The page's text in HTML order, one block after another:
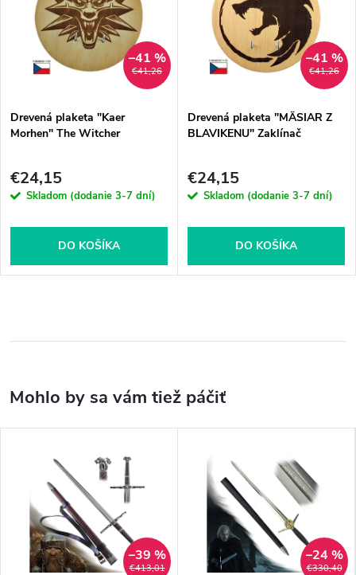
€41,26
–41 %
Drevená plaketa "Kaer
Morhen" The Witcher
€24,15
Skladom (dodanie 3-7 dní)
DO KOŠÍKA
€41,26
–41 %
Drevená plaketa "MÄSIAR Z
BLAVIKENU" Zaklínač
€24,15
Skladom (dodanie 3-7 dní)
DO KOŠÍKA
€413,01
–39 %
€330,40
–24 %